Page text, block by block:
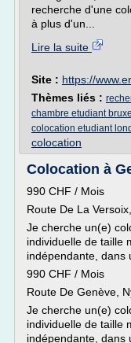
recherche d'une
à plus d'un...
Lire la suite
Site : https://
Thèmes liés :
chambre etudiant
colocation etudiant
colocation
Colocation à
990 CHF / Mois
Route De La
Je cherche un(e)
individuelle de taille
indépendante, dans
990 CHF / Mois
Route De Genève,
Je cherche un(e)
individuelle de taille
indépendante, dans